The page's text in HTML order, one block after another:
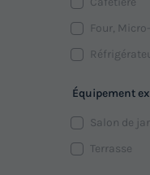
Four,
Équipement
Salon de
Terrasse